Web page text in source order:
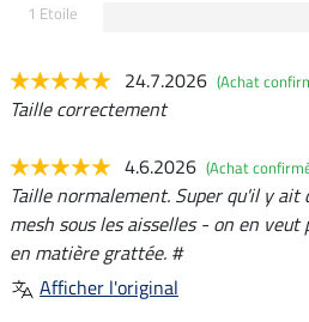
1 Etoile
24.7.2026 (Achat
Taille correctement
4.6.2026 (Achat
Taille normalement. Super qu'il y ait
mesh sous les aisselles - on en
en matière grattée. #
Afficher l'original